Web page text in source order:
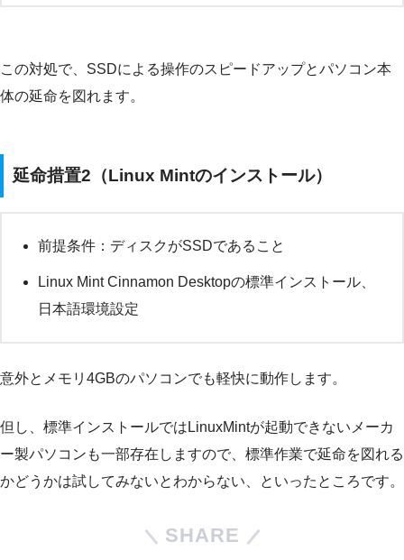
この対処で、SSDによる操作のスピードアップとパソコン本
体の延命を図れます。
延命措置2（Linux Mintのインストール）
前提条件：ディスクがSSDであること
Linux Mint Cinnamon Desktopの標準インストール、
日本語環境設定
意外とメモリ4GBのパソコンでも軽快に動作します。
但し、標準インストールではLinuxMintが起動できないメーカ
ー製パソコンも一部存在しますので、標準作業で延命を図れる
かどうかは試してみないとわからない、といったところです。
SHARE